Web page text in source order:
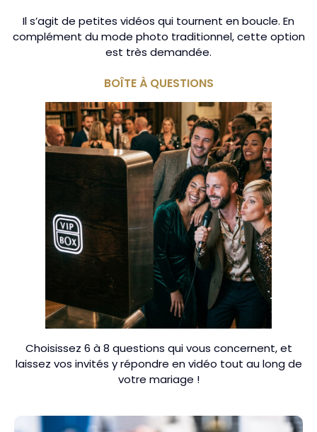
Il s’agit de petites vidéos qui tournent en boucle. En
complément du mode photo traditionnel, cette option
est très demandée.
BOÎTE À QUESTIONS
Choisissez 6 à 8 questions qui vous concernent, et
laissez vos invités y répondre en vidéo tout au long de
votre mariage !